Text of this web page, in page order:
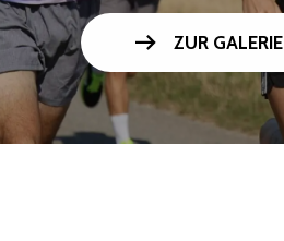
arrow_right_alt ZUR GALERIE